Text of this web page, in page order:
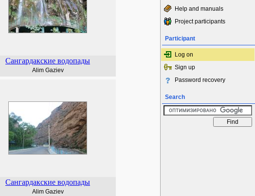
Сангардакские водопады
Alim Gaziev
Сангардакские водопады
Alim Gaziev
Help and manuals
Project participants
Participant
Log on
Sign up
Password recovery
Search